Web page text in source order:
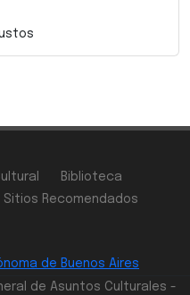
Biblioteca
Sitios Recomendados
de Asuntos Culturales -